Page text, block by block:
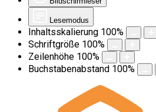
Lesemodus
Inhaltsskalierung 100%
Schriftgröße 100%
Zeilenhöhe 100%
Buchstabenabstand 100%